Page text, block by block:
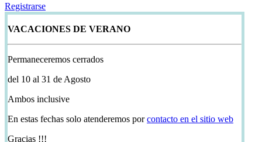
Registrarse
VACACIONES DE VERANO
Permaneceremos cerrados
del 10 al 31 de Agosto
Ambos inclusive
En estas fechas solo atenderemos porcontacto en el sitio web
Gracias !!!